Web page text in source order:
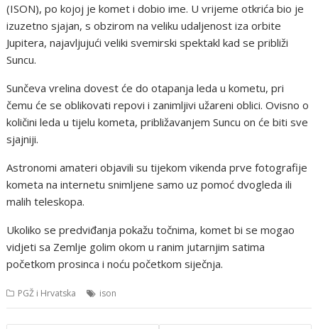
(ISON), po kojoj je komet i dobio ime. U vrijeme otkrića bio je
izuzetno sjajan, s obzirom na veliku udaljenost iza orbite
Jupitera, najavljujući veliki svemirski spektakl kad se približi
Suncu.
Sunčeva vrelina dovest će do otapanja leda u kometu, pri
čemu će se oblikovati repovi i zanimljivi užareni oblici. Ovisno o
količini leda u tijelu kometa, približavanjem Suncu on će biti sve
sjajniji.
Astronomi amateri objavili su tijekom vikenda prve fotografije
kometa na internetu snimljene samo uz pomoć dvogleda ili
malih teleskopa.
Ukoliko se predviđanja pokažu točnima, komet bi se mogao
vidjeti sa Zemlje golim okom u ranim jutarnjim satima
početkom prosinca i noću početkom siječnja.
PGŽ i Hrvatska ison